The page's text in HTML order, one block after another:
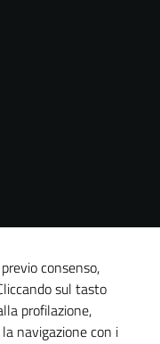
consenso,
sul tasto
profilazione,
navigazione con i